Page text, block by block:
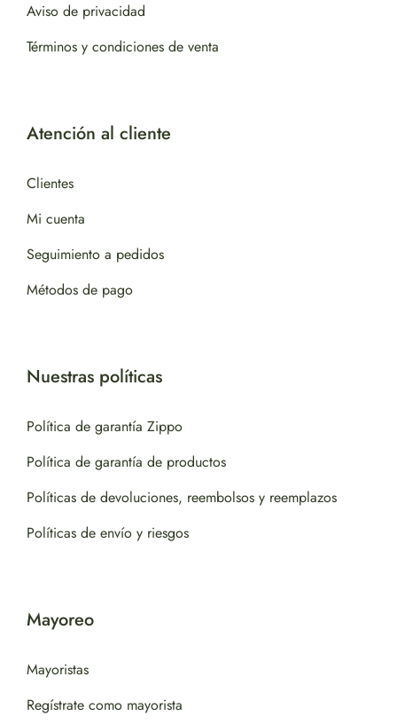
Aviso de privacidad
Términos y condiciones de venta
Atención al cliente
Clientes
Mi cuenta
Seguimiento a pedidos
Métodos de pago
Nuestras políticas
Política de garantía Zippo
Política de garantía de productos
Políticas de devoluciones, reembolsos y reemplazos
Políticas de envío y riesgos
Mayoreo
Mayoristas
Regístrate como mayorista